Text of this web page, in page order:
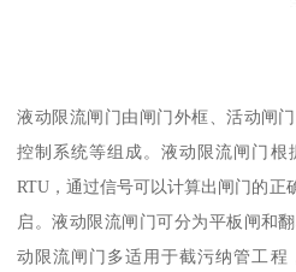
液动限流闸门由闸门外框、活动闸
控制系统等组成。液动限流闸门根
RTU，通过信号可以计算出闸门的正
启。液动限流闸门可分为平板闸和
动限流闸门多适用于截污纳管工